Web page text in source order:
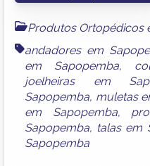
Produtos Ortopédicos
andadores em
em Sapopemba,
joelheiras em
Sapopemba, muletas
em Sapopemba,
Sapopemba, talas em
Sapopemba